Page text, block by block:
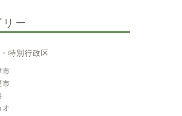
ー
特別行政区
市
市
オ